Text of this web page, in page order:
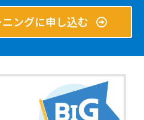
ングに申し込む